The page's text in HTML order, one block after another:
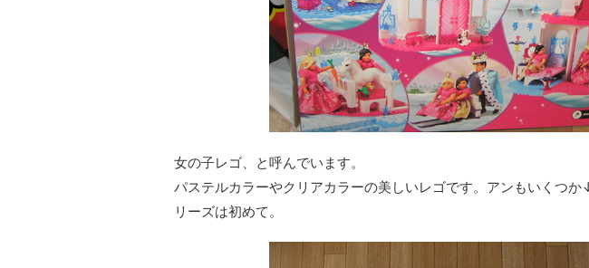
女の子レゴ、と呼んでいます。
パステルカラーやクリアカラーの美しいレゴです。アンもいくつ
リーズは初めて。